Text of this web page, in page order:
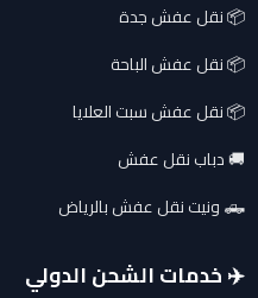
📦 نقل عفش جدة
📦 نقل عفش الباحة
📦 نقل عفش سبت العلايا
🚚 دباب نقل عفش
🛻 ونيت نقل عفش بالرياض
✈️ خدمات الشحن الدولي